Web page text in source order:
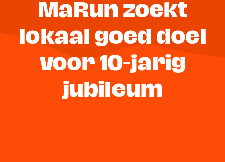
MaRun zoekt
lokaal goed doel
voor 10-jarig
jubileum